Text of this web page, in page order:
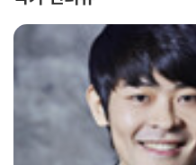
를 동시에
될 것이다.
의 단어를
신들도 원
외 없이 어
은 물 흐르
떠나지 않
일만 읽어
공부의 신